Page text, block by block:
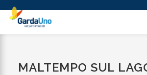
Gardauno
Spa
MALTEMPO SUL